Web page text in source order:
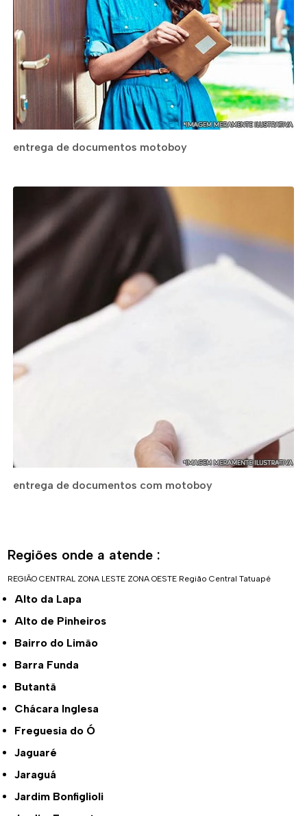
entrega de documentos motoboy
entrega de documentos com motoboy
Regiões onde a atende :
REGIÃO CENTRAL ZONA LESTE ZONA OESTE Região Central Tatuapé
Alto da Lapa
Alto de Pinheiros
Bairro do Limão
Barra Funda
Butantã
Chácara Inglesa
Freguesia do Ó
Jaguaré
Jaraguá
Jardim Bonfiglioli